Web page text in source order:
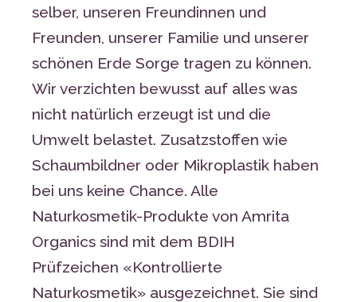
selber, unseren Freundinnen und
Freunden, unserer Familie und unserer
schönen Erde Sorge tragen zu können.
Wir verzichten bewusst auf alles was
nicht natürlich erzeugt ist und die
Umwelt belastet. Zusatzstoffen wie
Schaumbildner oder Mikroplastik haben
bei uns keine Chance. Alle
Naturkosmetik-Produkte von Amrita
Organics sind mit dem BDIH
Prüfzeichen «Kontrollierte
Naturkosmetik» ausgezeichnet. Sie sind